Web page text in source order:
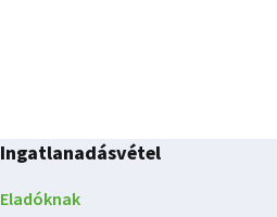
Ingatlanadásvétel
Eladóknak